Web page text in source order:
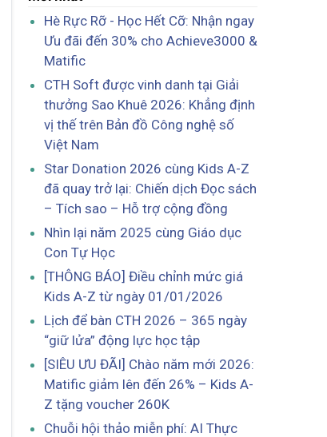
Hè Rực Rỡ - Học Hết Cỡ: Nhận ngay
Ưu đãi đến 30% cho Achieve3000 &
Matific
CTH Soft được vinh danh tại Giải
thưởng Sao Khuê 2026: Khẳng định
vị thế trên Bản đồ Công nghệ số
Việt Nam
Star Donation 2026 cùng Kids A-Z
đã quay trở lại: Chiến dịch Đọc sách
– Tích sao – Hỗ trợ cộng đồng
Nhìn lại năm 2025 cùng Giáo dục
Con Tự Học
[THÔNG BÁO] Điều chỉnh mức giá
Kids A-Z từ ngày 01/01/2026
Lịch để bàn CTH 2026 – 365 ngày
“giữ lửa” động lực học tập
[SIÊU ƯU ĐÃI] Chào năm mới 2026:
Matific giảm lên đến 26% – Kids A-
Z tặng voucher 260K
Chuỗi hội thảo miễn phí: AI Thực